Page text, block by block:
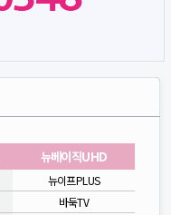
뉴베이직UHD
뉴이프PLUS
바둑TV